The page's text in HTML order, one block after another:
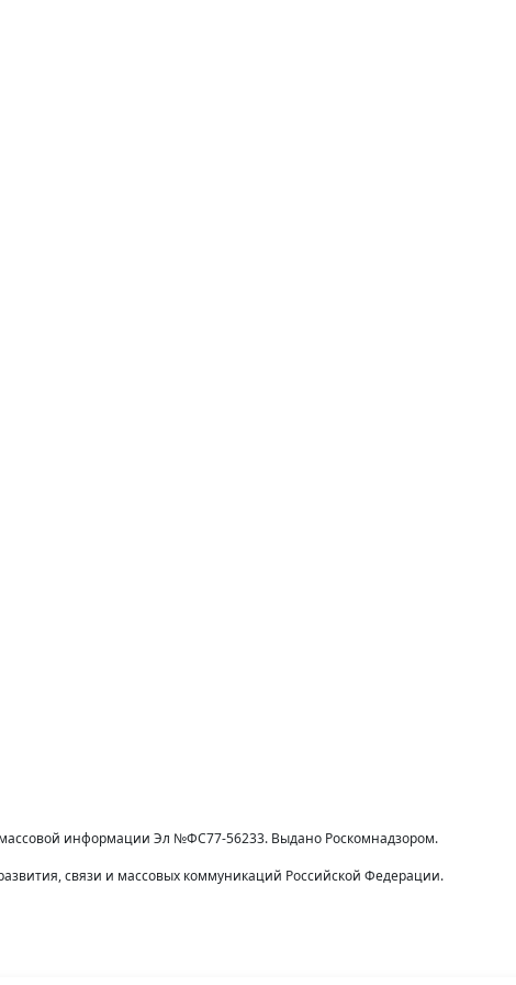
информации Эл №ФС77-56233. Выдано Роскомнадзором.
связи и массовых коммуникаций Российской Федерации.